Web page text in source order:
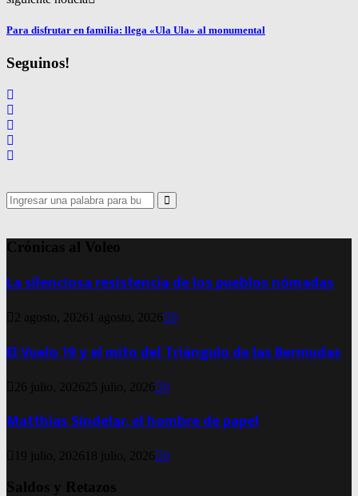
Para disfrutar en familia: llega «Ula Ula» al monumental
Seguinos!
Search
for:
Search
Crónicas al Voleo
La silenciosa resistencia de los pueblos nómadas
2 agosto, 2026 1 agosto, 2026 0
El Vuelo 19 y el mito del Triángulo de las Bermudas
26 julio, 2026 25 julio, 2026 0
Matthias Sindelar, el hombre de papel
19 julio, 2026 18 julio, 2026 0
Saldos y Retazos